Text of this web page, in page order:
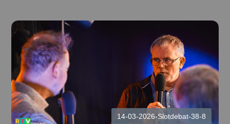
14-03-2026-Slotdebat-38-8